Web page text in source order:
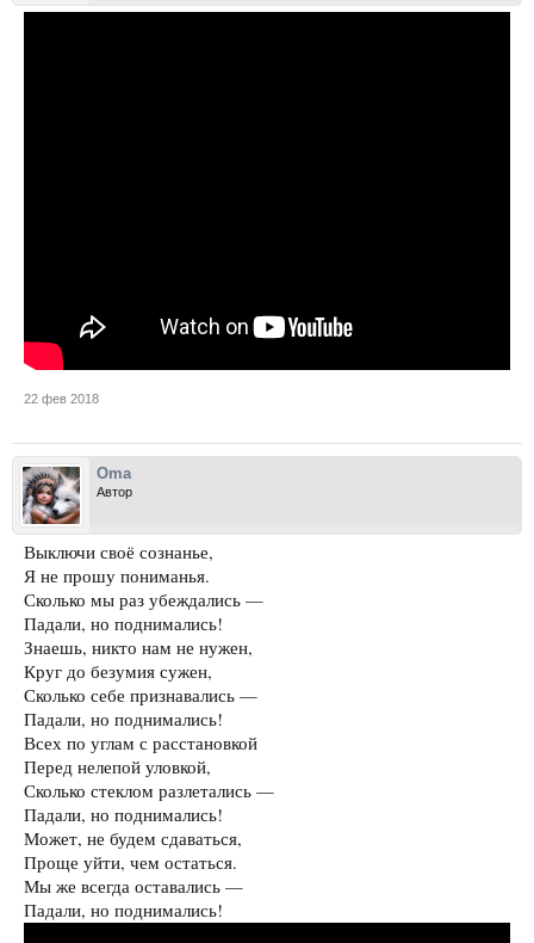
22 фев 2018
Oma
Автор
Выключи своё сознанье,
Я не прошу пониманья.
Сколько мы раз убеждались —
Падали, но поднимались!
Знаешь, никто нам не нужен,
Круг до безумия сужен,
Сколько себе признавались —
Падали, но поднимались!
Всех по углам с расстановкой
Перед нелепой уловкой,
Сколько стеклом разлетались —
Падали, но поднимались!
Может, не будем сдаваться,
Проще уйти, чем остаться.
Мы же всегда оставались —
Падали, но поднимались!